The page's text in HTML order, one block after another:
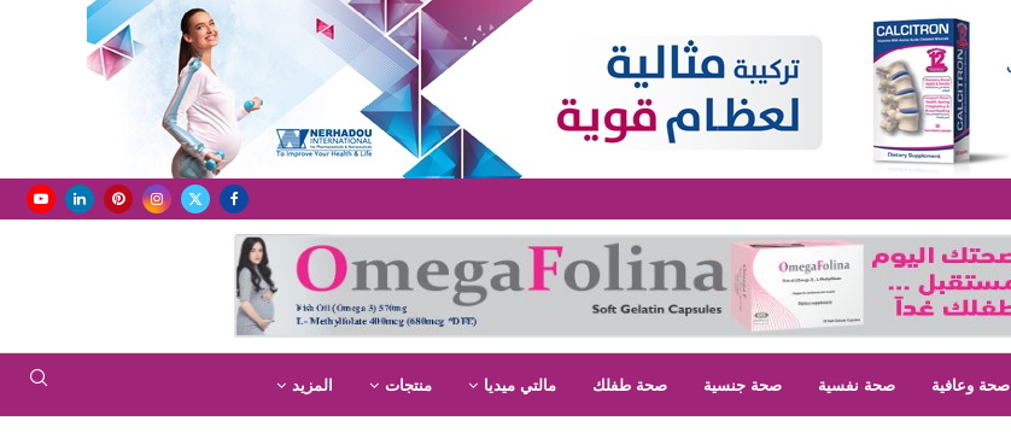
صحة وعافية صحة نفسية صحة جنسية صحة طفلك مالتي ميديا منتجات المزيد